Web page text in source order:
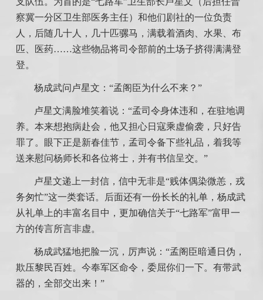
察冀一分区卫生部医务主任）和他们剧社的一位负责
人，后随几十人，几十匹骡马，满载着酒肉、水果、布
匹、医药……这些物品将司令部前的土场子挤得满满登
登。
杨成武问卢星文：“孟阁臣为什么不来？”
卢星文满脸堆笑着说：“孟司令身体违和，在驻地调
养。本来想抱病赴会，他又担心日寇乘虚偷袭，只好告
罪了。眼下正是新春佳节，孟司令备下些礼品，着我等
送来慰问杨师长和各位将士，并有书信呈交。”
卢星文递上一封信，信中无非是“贱体偶染微恙，戎
务匆忙”这一类套话。后面还有一份长长的礼单，杨成武
从礼单上的丰富名目中，更加确信关于“七路军”富甲一
方的传言所言非虚。
杨成武猛地把脸一沉，厉声说：“孟阁臣暗通日伪，
欺压黎民百姓。今奉军区命令，委屈你们一下。有带武
器的，全部交出来！”